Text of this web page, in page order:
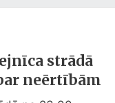
strādā
neērtībām